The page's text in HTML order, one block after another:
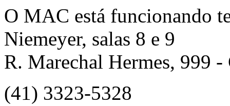
O MAC está funcionando
Niemeyer, salas 8 e 9
R. Marechal Hermes, 999
(41) 3323-5328